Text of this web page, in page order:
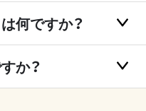
何ですか？
か？